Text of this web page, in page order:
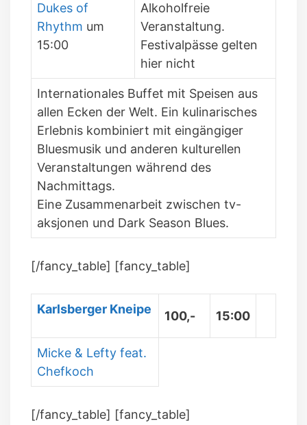
Dukes of
Rhythm um
15:00
Alkoholfreie
Veranstaltung.
Festivalpässe gelten
hier nicht
Internationales Buffet mit Speisen aus
allen Ecken der Welt. Ein kulinarisches
Erlebnis kombiniert mit eingängiger
Bluesmusik und anderen kulturellen
Veranstaltungen während des
Nachmittags.
Eine Zusammenarbeit zwischen tv-
aksjonen und Dark Season Blues.
[/fancy_table] [fancy_table]
Karlsberger Kneipe 100,- 15:00
Micke & Lefty feat.
Chefkoch
[/fancy_table] [fancy_table]